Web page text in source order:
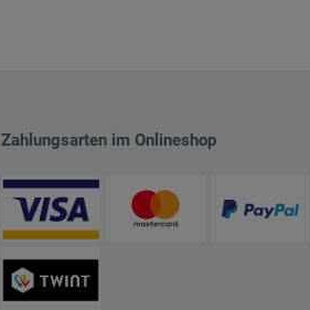
Zahlungsarten im Onlineshop